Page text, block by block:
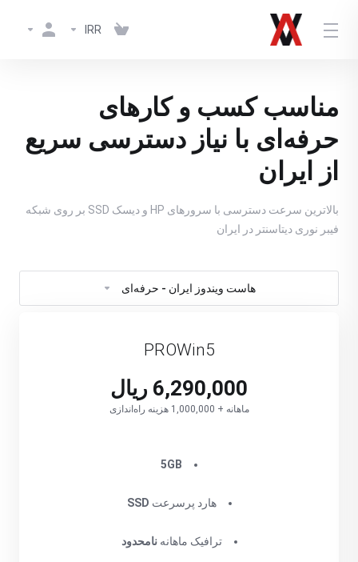
IRR
مناسب کسب و کارهای
حرفه‌ای با نیاز دسترسی سریع
از ایران
بالاترین سرعت دسترسی با سرورهای HP و دیسک SSD بر روی شبکه
فیبر نوری دیتاسنتر در ایران
هاست ویندوز ایران - حرفه‌ای
PROWin5
6,290,000 ریال
ماهانه + 1,000,000 هزینه راه‌اندازی
‌5GB
هارد پرسرعت SSD
ترافیک ماهانهنامحدود